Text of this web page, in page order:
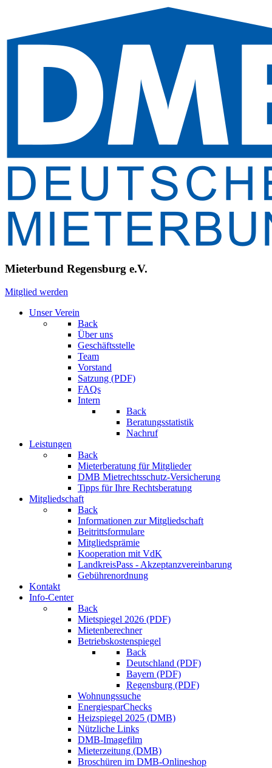
Mieterbund Regensburg e.V.
Mitglied werden
Unser Verein
Back
Über uns
Geschäftsstelle
Team
Vorstand
Satzung (PDF)
FAQs
Intern
Back
Beratungsstatistik
Nachruf
Leistungen
Back
Mieterberatung für Mitglieder
DMB Mietrechtsschutz-Versicherung
Tipps für Ihre Rechtsberatung
Mitgliedschaft
Back
Informationen zur Mitgliedschaft
Beitrittsformulare
Mitgliedsprämie
Kooperation mit VdK
LandkreisPass - Akzeptanzvereinbarung
Gebührenordnung
Kontakt
Info-Center
Back
Mietspiegel 2026 (PDF)
Mietenberechner
Betriebskostenspiegel
Back
Deutschland (PDF)
Bayern (PDF)
Regensburg (PDF)
Wohnungssuche
EnergiesparChecks
Heizspiegel 2025 (DMB)
Nützliche Links
DMB-Imagefilm
Mieterzeitung (DMB)
Broschüren im DMB-Onlineshop